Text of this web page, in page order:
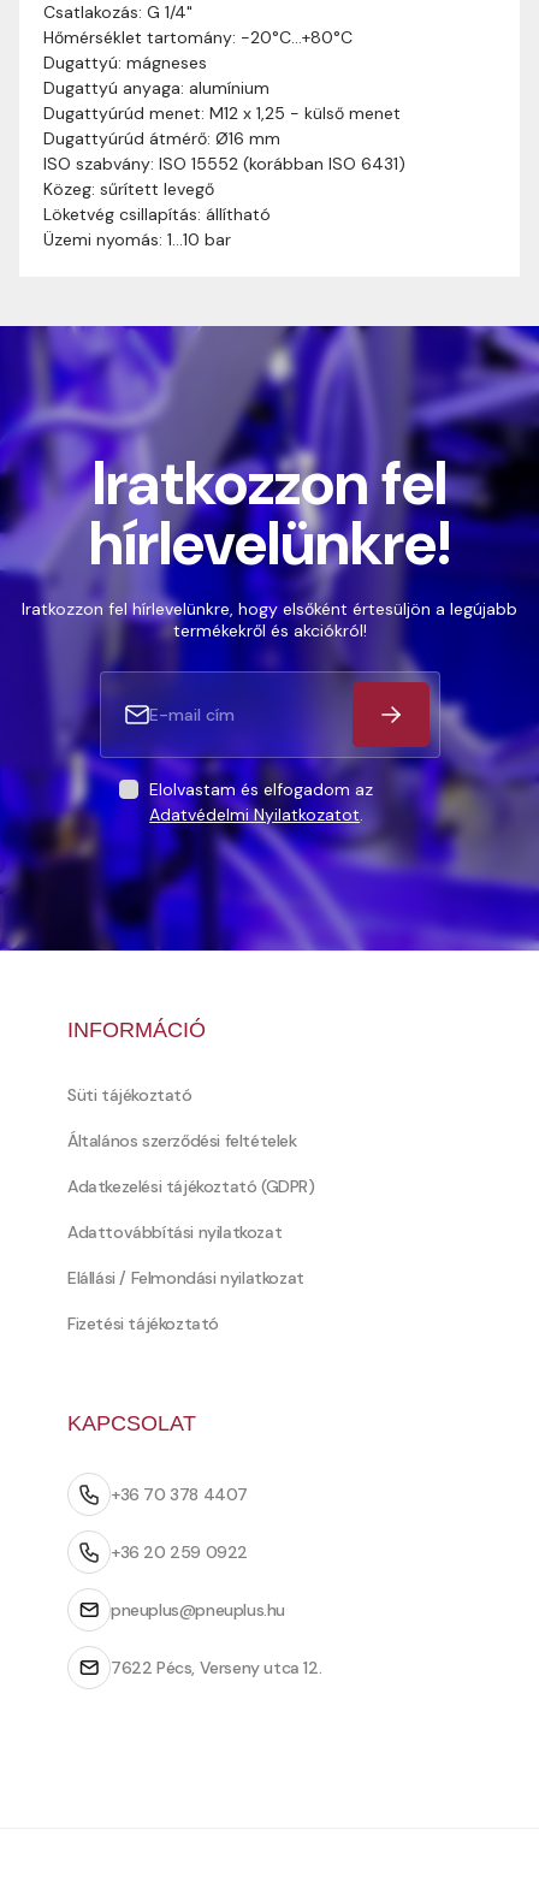
Csatlakozás: G 1/4"
Hőmérséklet tartomány: -20°C…+80°C
Dugattyú: mágneses
Dugattyú anyaga: alumínium
Dugattyúrúd menet: M12 x 1,25 - külső menet
Dugattyúrúd átmérő: Ø16 mm
ISO szabvány: ISO 15552 (korábban ISO 6431)
Közeg: sűrített levegő
Löketvég csillapítás: állítható
Üzemi nyomás: 1…10 bar
Szállítási idő:Általában a megrendeléseket 2-5
munkanapon belül kézbesítjük. Amennyiben
valamilyen okból kifolyólag a szállítás hosszabb
ideig tart, előre értesítünk benneteket.
Szállítási díj:A szállítási díj függ a termék súlyától
és a szállítási cím távolságától. A pontos szállítási
díjat a vásárlás folyamata során megtekinthetitek,
mielőtt a rendelést véglegesítitek.
Iratkozzon fel
hírlevelünkre!
Iratkozzon fel hírlevelünkre, hogy elsőként értesüljön a legújabb
termékekről és akciókról!
Elolvastam és elfogadom az
Adatvédelmi Nyilatkozatot.
INFORMÁCIÓ
Süti tájékoztató
Általános szerződési feltételek
Adatkezelési tájékoztató (GDPR)
Adattovábbítási nyilatkozat
Elállási / Felmondási nyilatkozat
Fizetési tájékoztató
KAPCSOLAT
+36 70 378 4407
+36 20 259 0922
pneuplus@pneuplus.hu
7622 Pécs, Verseny utca 12.